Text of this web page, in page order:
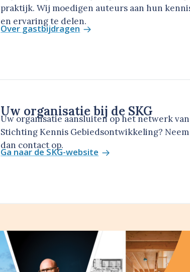
praktijk. Wij moedigen auteurs aan hun
en ervaring te delen.
Over gastbijdragen
Uw organisatie bij de SKG
Uw organisatie aansluiten op het netwerk
Stichting Kennis Gebiedsontwikkeling? Neem
dan contact op.
Ga naar de SKG-website